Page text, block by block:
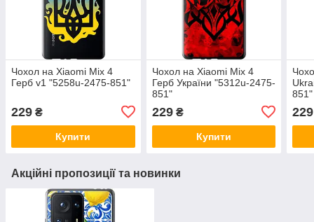
Чохол на Xiaomi Mix 4
Герб v1 "5258u-2475-851"
229 ₴
Купити
Чохол на Xiaomi Mix 4
Герб України "5312u-2475-
851"
229₴
Купити
851"
229
Акційні пропозиції та новинки